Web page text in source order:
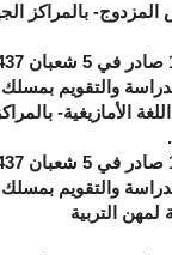
المزدوج- بالمراكز
الدراسة والتقويم
الأمازيغية-
الدراسة والتقويم
لمهن التربية